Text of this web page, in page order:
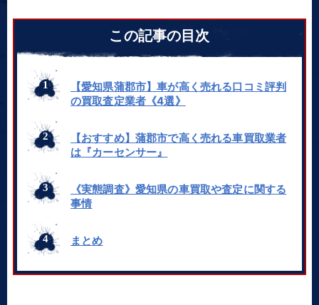
この記事の目次
【愛知県蒲郡市】車が高く売れる口コミ評判
の買取査定業者《4選》
【おすすめ】蒲郡市で高く売れる車買取業者
は『カーセンサー』
《実態調査》愛知県の車買取や査定に関する
事情
まとめ